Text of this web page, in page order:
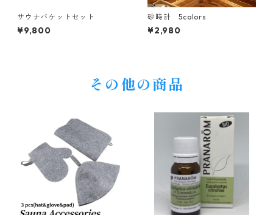
サウナバケットセット
¥9,800
砂時計 5colors
¥2,980
その他の商品